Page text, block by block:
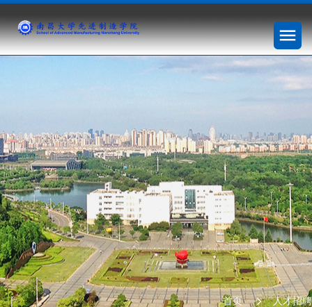
首页 人才招聘